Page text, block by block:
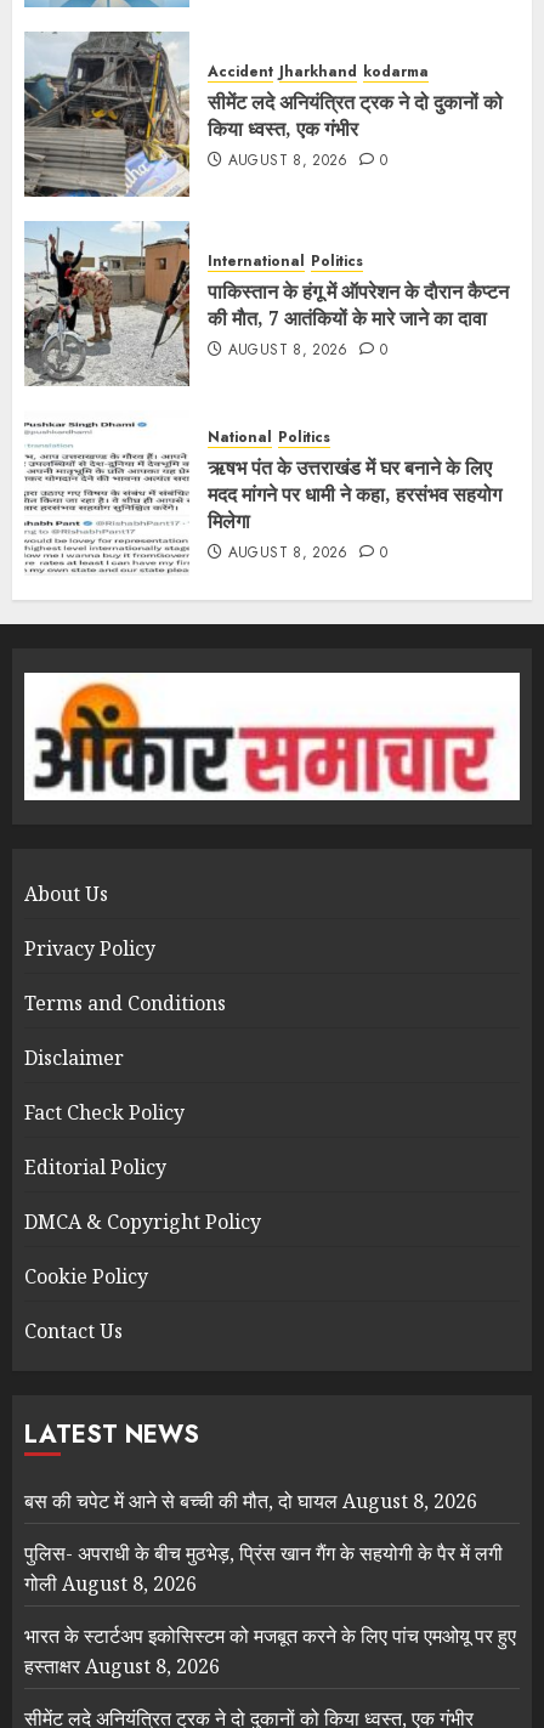
Accident Jharkhand kodarma
सीमेंट लदे अनियंत्रित ट्रक ने दो दुकानों को
किया ध्वस्त, एक गंभीर
AUGUST 8, 2026 0
International Politics
पाकिस्तान के हंगू में ऑपरेशन के दाैरान कैप्टन
की माैत, 7 आतंकियों के मारे जाने का दावा
AUGUST 8, 2026 0
National Politics
ऋषभ पंत के उत्तराखंड में घर बनाने के लिए
मदद मांगने पर धामी ने कहा, हरसंभव सहयोग
मिलेगा
AUGUST 8, 2026 0
About Us
Privacy Policy
Terms and Conditions
Disclaimer
Fact Check Policy
Editorial Policy
DMCA & Copyright Policy
Cookie Policy
Contact Us
LATEST NEWS
बस की चपेट में आने से बच्ची की मौत, दो घायलAugust 8, 2026
पुलिस- अपराधी के बीच मुठभेड़, प्रिंस खान गैंग के सहयोगी के पैर में लगी
गोलीAugust 8, 2026
भारत के स्टार्टअप इकोसिस्टम को मजबूत करने के लिए पांच एमओयू पर हुए
हस्ताक्षरAugust 8, 2026
सीमेंट लदे अनियंत्रित ट्रक ने दो दुकानों को किया ध्वस्त, एक गंभीर